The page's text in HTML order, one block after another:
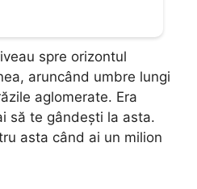
spre orizontul
aruncând umbre lungi
aglomerate. Era
să te gândești la asta.
asta când ai un milion